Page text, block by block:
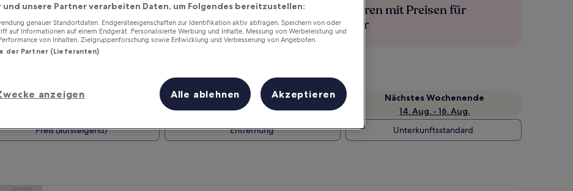
Verdiene Prämien für jede
wahrgenommene Übernachtung
Mehr sparen mit Preisen für
Mitglieder
Morgen
Dieses Wochenende
7. Aug. - 9. Aug.
Nächstes Wochenende
14. Aug. - 16. Aug.
Preis (aufsteigend) Entfernung Unterkunftsstandard
und unsere Partner verarbeiten Daten, um Folgendes bereitzustellen:
genauer Standortdaten. Endgeräteeigenschaften zur Identifikation aktiv abfragen. Speichern von oder
auf Informationen auf einem Endgerät. Personalisierte Werbung und Inhalte, Messung von Werbeleistung und
von Inhalten, Zielgruppenforschung sowie Entwicklung und Verbesserung von Angeboten.
der Partner (Lieferanten)
anzeigen Alle ablehnen Akzeptieren